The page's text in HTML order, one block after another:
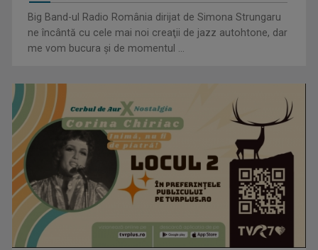
„Frații Jderi”, superproducția inspirată din opera lui Mihail
Sadoveanu, la ...
Big Band-ul Radio România dirijat de Simona Strungaru
ne încântă cu cele mai noi creaţii de jazz autohtone, dar
me vom bucura şi de momentul ...